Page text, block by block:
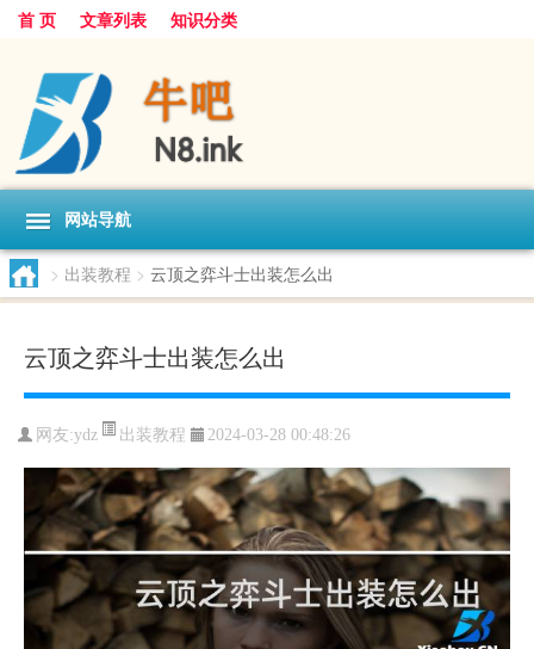
首 页 文章列表 知识分类
网站导航
> 出装教程 > 云顶之弈斗士出装怎么出
云顶之弈斗士出装怎么出
网友:ydz 出装教程 2024-03-28 00:48:26